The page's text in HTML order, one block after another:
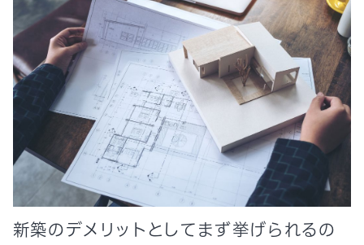
新築のデメリットとしてまず挙げられるの